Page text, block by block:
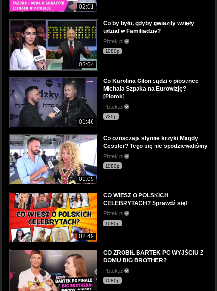
02:01
02:04
Co by było, gdyby gwiazdy wzięły
udział w Familiadzie?
Plotek.pl
1080p
01:46
Co Karolina Gilon sądzi o piosence
Michała Szpaka na Eurowizję?
[Plotek]
Plotek.pl
720p
01:05
Co oznaczają słynne krzyki Magdy
Gessler? Tego się nie spodziewaliśmy
Plotek.pl
1080p
02:49
CO WIESZ O POLSKICH
CELEBRYTACH? Sprawdź się!
Plotek.pl
1080p
CO ZROBIŁ BARTEK PO WYJŚCIU Z
DOMU BIG BROTHER?
Plotek.pl
1080p